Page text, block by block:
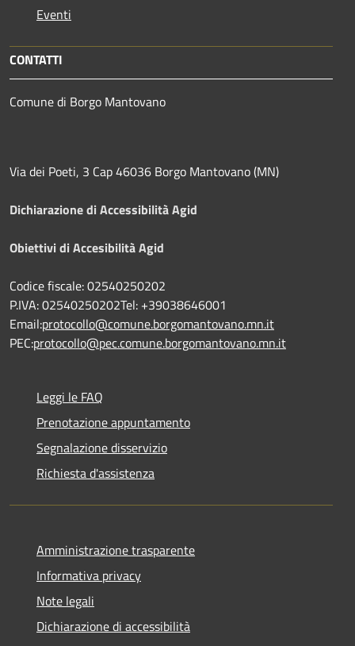
Eventi
CONTATTI
Comune di Borgo Mantovano
Via dei Poeti, 3 Cap 46036 Borgo Mantovano (MN)
Dichiarazione di Accessibilità Agid
Obiettivi di Accesibilità Agid
Codice fiscale: 02540250202
P.IVA: 02540250202Tel: +39038646001
Email:protocollo@comune.borgomantovano.mn.it
PEC:protocollo@pec.comune.borgomantovano.mn.it
Leggi le FAQ
Prenotazione appuntamento
Segnalazione disservizio
Richiesta d'assistenza
Amministrazione trasparente
Informativa privacy
Note legali
Dichiarazione di accessibilità